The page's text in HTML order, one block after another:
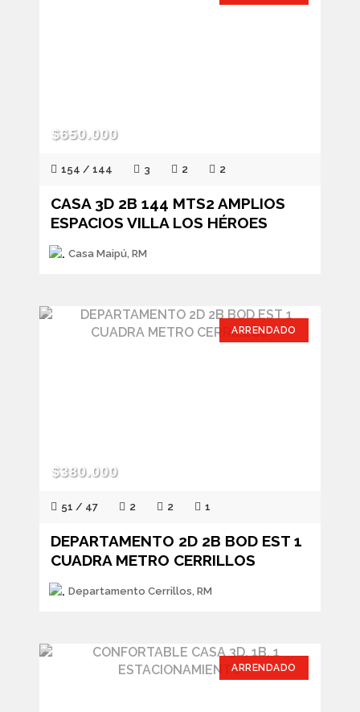
$650.000
154 / 144 3 2 2
CASA 3D 2B 144 MTS2 AMPLIOS
ESPACIOS VILLA LOS HÉROES
Casa Maipú, RM
ARRENDADO
$380.000
51 / 47 2 2 1
DEPARTAMENTO 2D 2B BOD EST 1
CUADRA METRO CERRILLOS
Departamento Cerrillos, RM
ARRENDADO